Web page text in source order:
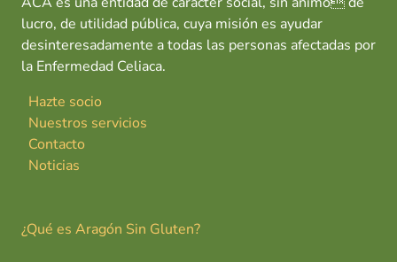
lucro, de utilidad pública, cuya misión es ayudar
desinteresadamente a todas las personas afectadas por
la Enfermedad Celiaca.
Hazte socio
Nuestros servicios
Contacto
Noticias
¿Qué es Aragón Sin Gluten?